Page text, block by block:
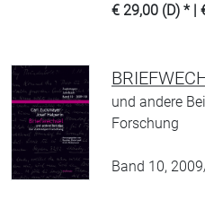
€ 29,00 (D) * |
und andere
Forschung
Band 10,